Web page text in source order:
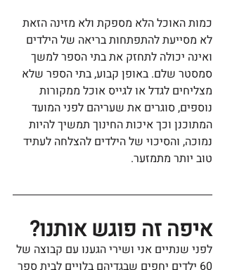
כמות האוכל הלא מספקת ולא מזינה הזאת
לא מסייעת להתפתחות בריאה של הילדים
ואינה יכולה לתחזק את בתי הספר למשך
סמסטר שלם. באופן קבוע, בתי הספר שלא
מצליחים לגדל או לגייס אוכל ממקורות
נוספים, סוגרים את שעריהם לפני המועד
המתוכנן וכך איכות החינוך תמשיך להיות
נמוכה, והסיכוי של הילדים להצלחה לעתיד
טוב יותר מתמזער.
איפה זה פוגש אותנו?
לפני שנתיים אני ושירי הגענו עם קבוצה של
60 ילדים יחפים שבגדיהם בלויים לבית ספר